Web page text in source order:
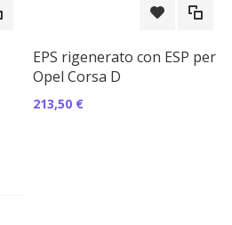
EPS rigenerato con ESP per
Opel Corsa D
213,50 €